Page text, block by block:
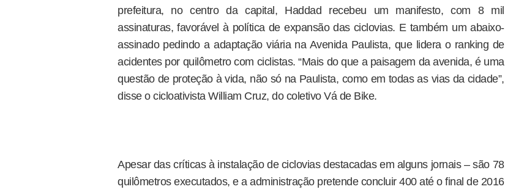
prefeitura, no centro da capital, Haddad recebeu um manifesto, com 8 mil
assinaturas, favorável à política de expansão das ciclovias. E também um abaixo-
assinado pedindo a adaptação viária na Avenida Paulista, que lidera o ranking de
acidentes por quilômetro com ciclistas. “Mais do que a paisagem da avenida, é uma
questão de proteção à vida, não só na Paulista, como em todas as vias da cidade”,
disse o cicloativista William Cruz, do coletivo Vá de Bike.
Apesar das críticas à instalação de ciclovias destacadas em alguns jornais – são 78
quilômetros executados, e a administração pretende concluir 400 até o final de 2016